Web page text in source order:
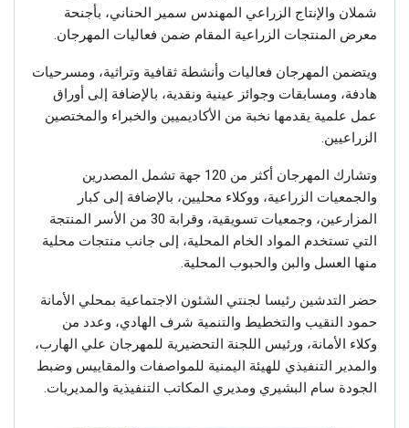
شملان والإنتاج الزراعي المهندس سمير الحناني، بأجنحة
معرض المنتجات الزراعية المقام ضمن فعاليات المهرجان.
ويتضمن المهرجان فعاليات وأنشطة ثقافية وتراثية، ومسرحيات
هادفة، ومسابقات وجوائز عينية ونقدية، بالإضافة إلى أوراق
عمل علمية يقدمها نخبة من الأكاديميين والخبراء والمختصين
الزراعيين.
وتشارك المهرجان أكثر من 120 جهة تشمل المصدرين
والجمعيات الزراعية، ووكلاء محليين، بالإضافة إلى كبار
المزارعين، وجمعيات تسويقية، وقرابة 30 من الأسر المنتجة
التي تستخدم المواد الخام المحلية، إلى جانب منتجات محلية
منها العسل والبن والحبوب المحلية.
حضر التدشين رئيسا لجنتي الشئون الاجتماعية بمحلي الأمانة
حمود النقيب والتخطيط والتنمية شرف الهادي، وعدد من
وكلاء الأمانة، ورئيس اللجنة التحضيرية للمهرجان علي الهارب،
والمدير التنفيذي للهيئة اليمنية للمواصفات والمقاييس وضبط
الجودة سام البشيري ومديري المكاتب التنفيذية والمديريات.